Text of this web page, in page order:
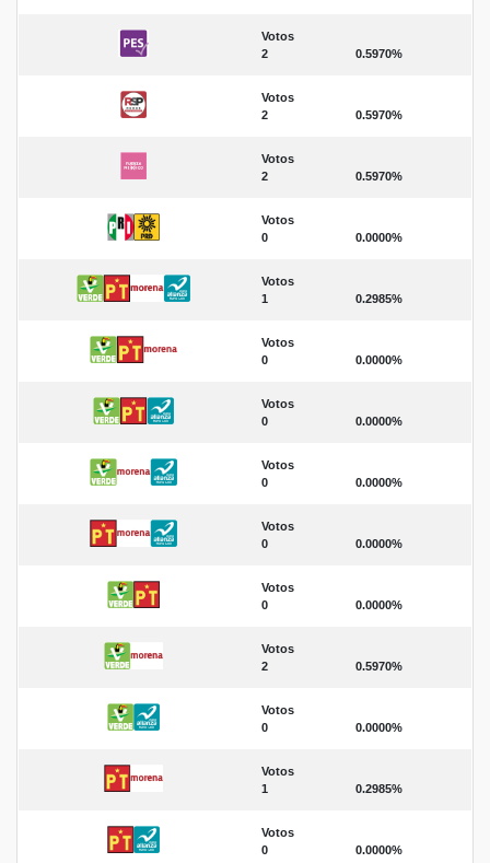
Votos
2
0.5970%
Votos
2
0.5970%
Votos
2
0.5970%
Votos
0
0.0000%
Votos
1
0.2985%
Votos
0
0.0000%
Votos
0
0.0000%
Votos
0
0.0000%
Votos
0
0.0000%
Votos
0
0.0000%
Votos
2
0.5970%
Votos
0
0.0000%
Votos
1
0.2985%
Votos
0
0.0000%